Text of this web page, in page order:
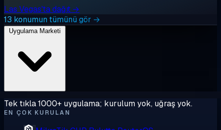
Las Vegas'ta dağıt →
13 konumun tümünü gör →
Tek tıkla 1000+ uygulama; kurulum yok, uğraş yok.
EN ÇOK KURULAN